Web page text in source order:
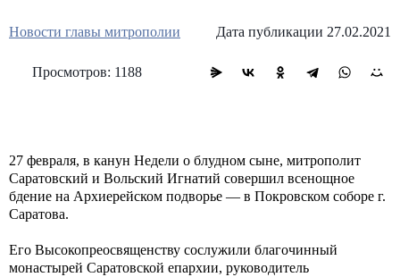
Новости главы митрополии Дата публикации 27.02.2021
Просмотров: 1188
27 февраля, в канун Недели о блудном сыне, митрополит
Саратовский и Вольский Игнатий совершил всенощное
бдение на Архиерейском подворье — в Покровском соборе г.
Саратова.
Его Высокопреосвященству сослужили благочинный
монастырей Саратовской епархии, руководитель